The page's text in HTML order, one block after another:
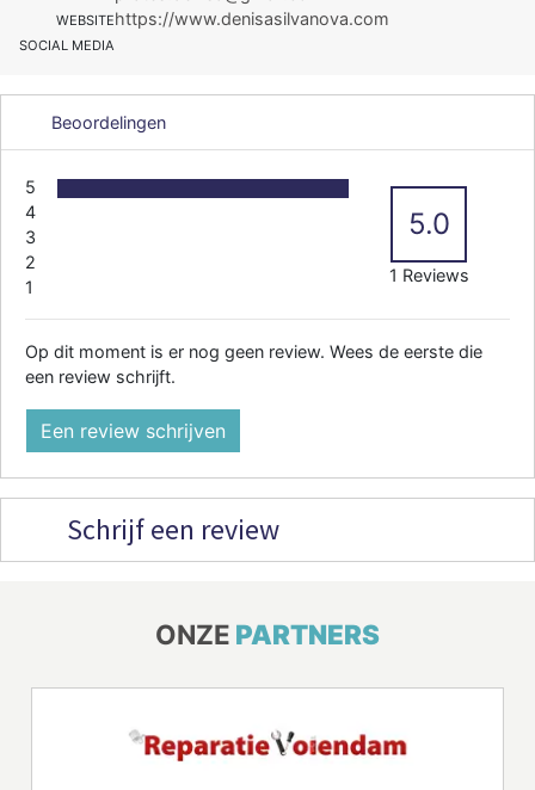
WEBSITEhttps://www.denisasilvanova.com
SOCIAL MEDIA
Beoordelingen
5
4
3
2
1
5.0
1 Reviews
Op dit moment is er nog geen review. Wees de eerste die
een review schrijft.
Een review schrijven
Schrijf een review
ONZE PARTNERS